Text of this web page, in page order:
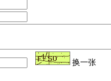
换一张